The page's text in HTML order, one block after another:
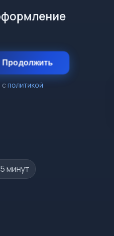
Продолжить
сполитикой
минут